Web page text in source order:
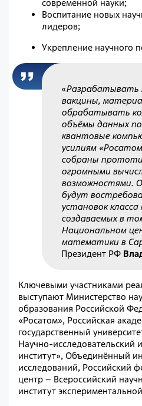
современной науки;
Воспитание новых
лидеров;
Укрепление научного
«Разрабатывать
вакцины,
обрабатывать
объёмы данных
квантовые
усилиям
собраны
огромными
возможностями.
будут
установок класса
создаваемых в
Национальном
математики в
Президент РФ
Ключевыми участниками
выступают Министерство
образования Российской
«Росатом», Российская
государственный
Научно-исследовательский
институт», Объединённый
исследований, Российский
центр – Всероссийский
институт